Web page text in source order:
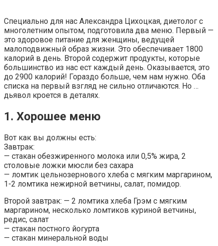
Специально для нас Александра Цихоцкая, диетолог с
многолетним опытом, подготовила два меню. Первый —
это здоровое питание для женщины, ведущей
малоподвижный образ жизни. Это обеспечивает 1800
калорий в день. Второй содержит продукты, которые
большинство из нас ест каждый день. Оказывается, это
до 2900 калорий! Гораздо больше, чем нам нужно. Оба
списка на первый взгляд не сильно отличаются. Но …
дьявол кроется в деталях.
1. Хорошее меню
Вот как вы должны есть:
Завтрак:
— стакан обезжиренного молока или 0,5% жира, 2
столовые ложки мюсли без сахара
— ломтик цельнозернового хлеба с мягким маргарином,
1-2 ломтика нежирной ветчины, салат, помидор.
Второй завтрак: — 2 ломтика хлеба Грэм с мягким
маргарином, несколько ломтиков куриной ветчины,
редис, салат
— стакан постного йогурта
— стакан минеральной воды